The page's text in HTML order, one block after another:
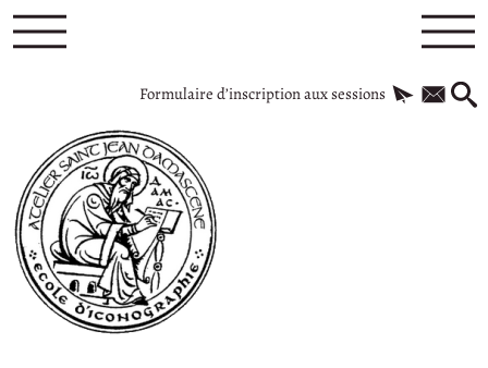
Formulaire d’inscription aux sessions